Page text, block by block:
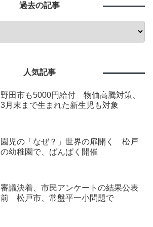
過去の記事
人気記事
野田市も5000円給付 物価高騰対策、
3月末まで生まれた新生児も対象
園児の「なぜ？」世界の扉開く 松戸
の幼稚園で、ばんぱく開催
審議決着、市民アンケートの結果公表
前 松戸市、常盤平一小問題で